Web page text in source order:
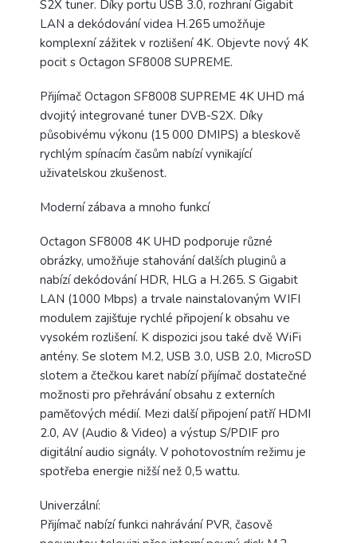
S2X tuner. Díky portu USB 3.0, rozhraní Gigabit
LAN a dekódování videa H.265 umožňuje
komplexní zážitek v rozlišení 4K. Objevte nový 4K
pocit s Octagon SF8008 SUPREME.
Přijímač Octagon SF8008 SUPREME 4K UHD má
dvojitý integrované tuner DVB-S2X. Díky
působivému výkonu (15 000 DMIPS) a bleskově
rychlým spínacím časům nabízí vynikající
uživatelskou zkušenost.
Moderní zábava a mnoho funkcí
Octagon SF8008 4K UHD podporuje různé
obrázky, umožňuje stahování dalších pluginů a
nabízí dekódování HDR, HLG a H.265. S Gigabit
LAN (1000 Mbps) a trvale nainstalovaným WIFI
modulem zajišťuje rychlé připojení k obsahu ve
vysokém rozlišení. K dispozici jsou také dvě WiFi
antény. Se slotem M.2, USB 3.0, USB 2.0, MicroSD
slotem a čtečkou karet nabízí přijímač dostatečné
možnosti pro přehrávání obsahu z externích
paměťových médií. Mezi další připojení patří HDMI
2.0, AV (Audio & Video) a výstup S/PDIF pro
digitální audio signály. V pohotovostním režimu je
spotřeba energie nižší než 0,5 wattu.
Univerzální:
Přijímač nabízí funkci nahrávání PVR, časově